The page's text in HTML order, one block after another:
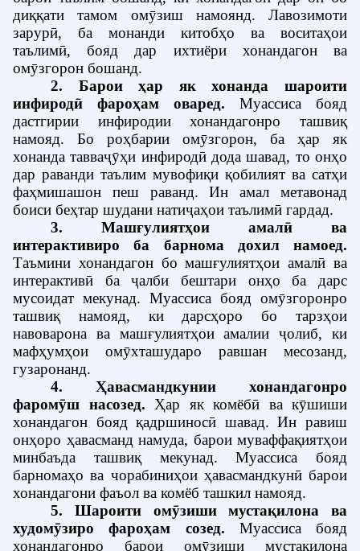
диққати тамом омӯзиш намоянд. Лавозимоти
зарурӣ, ба монанди китобҳо ва воситаҳои
таълимӣ, бояд дар ихтиёри хонандагон ва
омӯзгорон бошанд.
2. Барои ҳар як хонанда шароити
инфиродӣ фароҳам оваред. Муассиса бояд
дастгирии инфиродии хонандагонро ташвиқ
намояд. Бо роҳбарии омӯзгорон, ба ҳар як
хонанда тавваҷӯҳи инфиродӣ дода шавад, то онҳо
дар раванди таълим мувофиқи қобилият ва сатҳи
фаҳмишашон пеш раванд. Ин амал метавонад
боиси беҳтар шудани натиҷаҳои таълимӣ гардад.
3. Машғулиятҳои амалӣ ва
интерактивиро ба барнома дохил намоед.
Таъмини хонандагон бо машғулиятҳои амалӣ ва
интерактивӣ ба ҷалби бештари онҳо ба дарс
мусоидат мекунад. Муассиса бояд омӯзгоронро
ташвиқ намояд, ки дарсҳоро бо тарзҳои
навоварона ва машғулиятҳои амалии ҷолиб, ки
мафҳумҳои омӯхташударо равшан месозанд,
гузаронанд.
4. Ҳавасмандкунии хонандагонро
фаромӯш насозед. Ҳар як комёбӣ ва кӯшиши
хонандагон бояд қадршиносӣ шавад. Ин равиш
онҳоро ҳавасманд намуда, барои муваффақиятҳои
минбаъда ташвиқ мекунад. Муассиса бояд
барномаҳо ва чорабиниҳои ҳавасмандкунӣ барои
хонандагони фаъол ва комёб ташкил намояд.
5. Шароити омӯзиши мустақилона ва
худомӯзиро фароҳам созед. Муассиса бояд
хонандагонро барои омӯзиши мустақилона